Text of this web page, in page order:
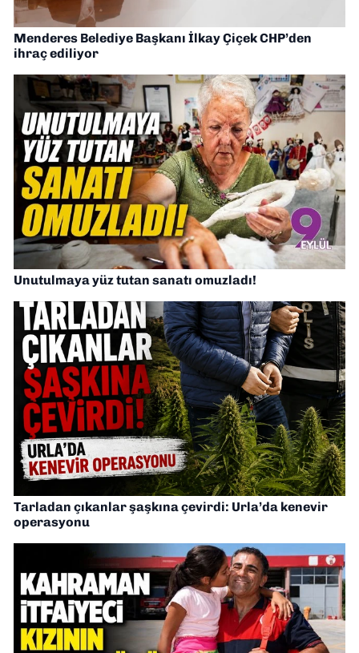
Menderes Belediye Başkanı İlkay Çiçek CHP’den
ihraç ediliyor
Unutulmaya yüz tutan sanatı omuzladı!
Tarladan çıkanlar şaşkına çevirdi: Urla’da kenevir
operasyonu